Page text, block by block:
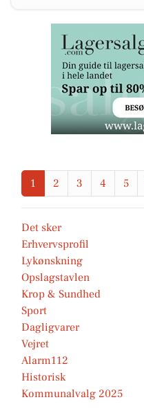
1 2 3 4 5
Det sker
Erhvervsprofil
Lykønskning
Opslagstavlen
Krop & Sundhed
Sport
Dagligvarer
Vejret
Alarm112
Historisk
Kommunalvalg 2025